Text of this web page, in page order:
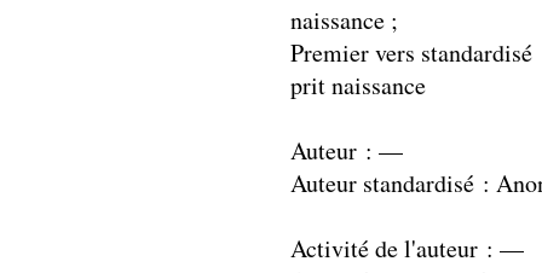
naissance ;
Premier vers
prit naissance
Auteur : —
Auteur standardisé :
Activité de l'auteur : —